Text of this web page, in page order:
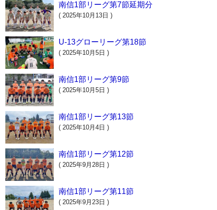
南信1部リーグ第7節延期分
( 2025年10月13日 )
U-13グローリーグ第18節
( 2025年10月5日 )
南信1部リーグ第9節
( 2025年10月5日 )
南信1部リーグ第13節
( 2025年10月4日 )
南信1部リーグ第12節
( 2025年9月28日 )
南信1部リーグ第11節
( 2025年9月23日 )